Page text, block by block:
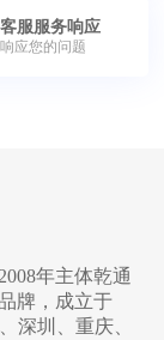
服服务响应
应您的问题
年主体乾通
牌，成立于
深圳、重庆、